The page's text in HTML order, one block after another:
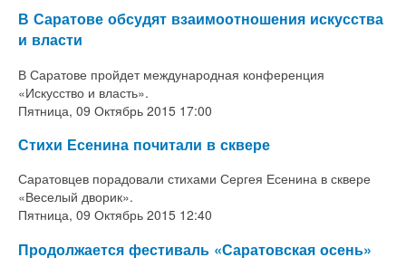
В Саратове обсудят взаимоотношения искусства
и власти
В Саратове пройдет международная конференция
«Искусство и власть».
Пятница, 09 Октябрь 2015 17:00
Стихи Есенина почитали в сквере
Саратовцев порадовали стихами Сергея Есенина в сквере
«Веселый дворик».
Пятница, 09 Октябрь 2015 12:40
Продолжается фестиваль «Саратовская осень»